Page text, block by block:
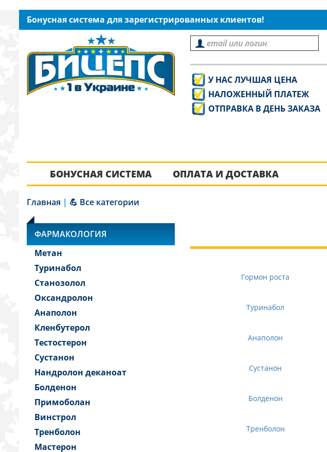
Бонусная система для зарегистрированных клиентов!
У НАС ЛУЧШАЯ ЦЕНА
НАЛОЖЕННЫЙ ПЛАТЕЖ
ОТПРАВКА В ДЕНЬ ЗАКАЗА
БОНУСНАЯ СИСТЕМА ОПЛАТА И ДОСТАВКА
Главная | 💪 Все категории
ФАРМАКОЛОГИЯ
Метан
Туринабол
Станозолол
Оксандролон
Анаполон
Кленбутерол
Тестостерон
Сустанон
Нандролон деканоат
Болденон
Примоболан
Винстрол
Тренболон
Мастерон
Гормон роста
Туринабол
Анаполон
Сустанон
Болденон
Тренболон